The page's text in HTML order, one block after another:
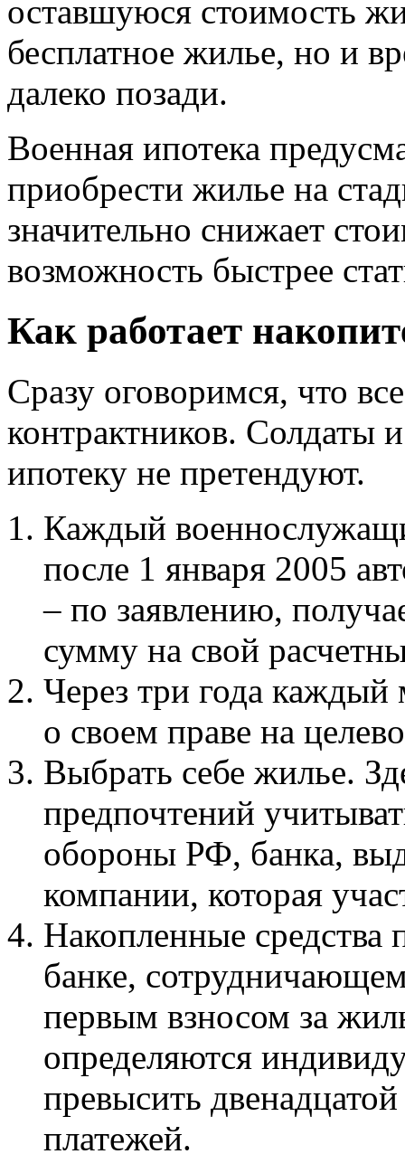
оставшуюся стоимость
бесплатное жилье, но и
далеко позади.
Военная ипотека
приобрести жилье на
значительно снижает
возможность быстрее
Как работает
Сразу оговоримся, что
контрактников. Солдаты
ипотеку не претендуют.
Каждый
после 1 января 2005
– по заявлению,
сумму на свой
Через три года каждый
о своем праве на
Выбрать себе жилье.
предпочтений
обороны РФ, банка,
компании, которая
Накопленные средства
банке,
первым взносом за
определяются
превысить
платежей.